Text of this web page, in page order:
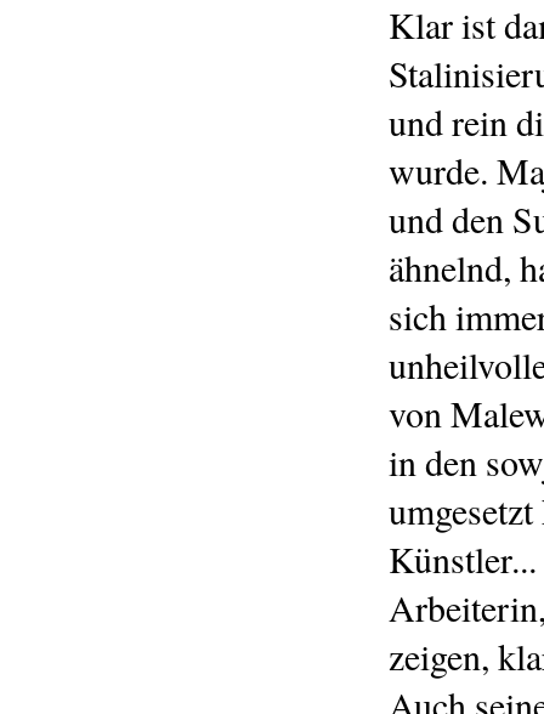
Klar ist
und rein
wurde.
und den
ähnelnd,
sich
von
in den
zeigen,
Auch